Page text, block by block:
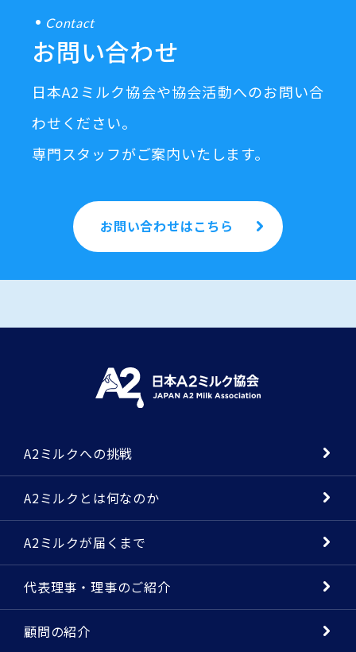
Contact
お問い合わせ
日本A2ミルク協会や協会活動へのお問い合
わせください。
専門スタッフがご案内いたします。
お問い合わせはこちら
A2ミルクへの挑戦
A2ミルクとは何なのか
A2ミルクが届くまで
代表理事・理事のご紹介
顧問の紹介